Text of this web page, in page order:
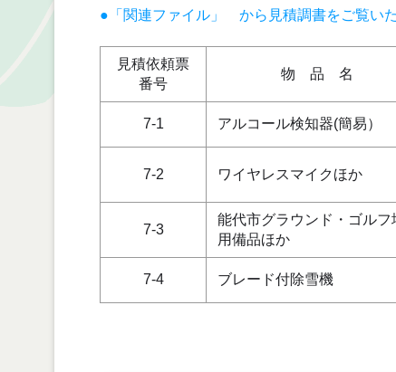
●「関連ファイル」 から見積調書をご覧い
見積依頼票
番号
物 品 名
7-1 アルコール検知器(簡易）
7-2 ワイヤレスマイクほか
7-3
能代市グラウンド・ゴルフ
用備品ほか
7-4 ブレード付除雪機